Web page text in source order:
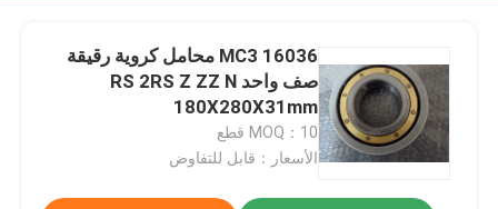
16036 MC3 محامل كروية رقيقة
صف واحد RS 2RS Z ZZ N
180X280X31mm
MOQ：10 قطع
الأسعار：قابل للتفاوض